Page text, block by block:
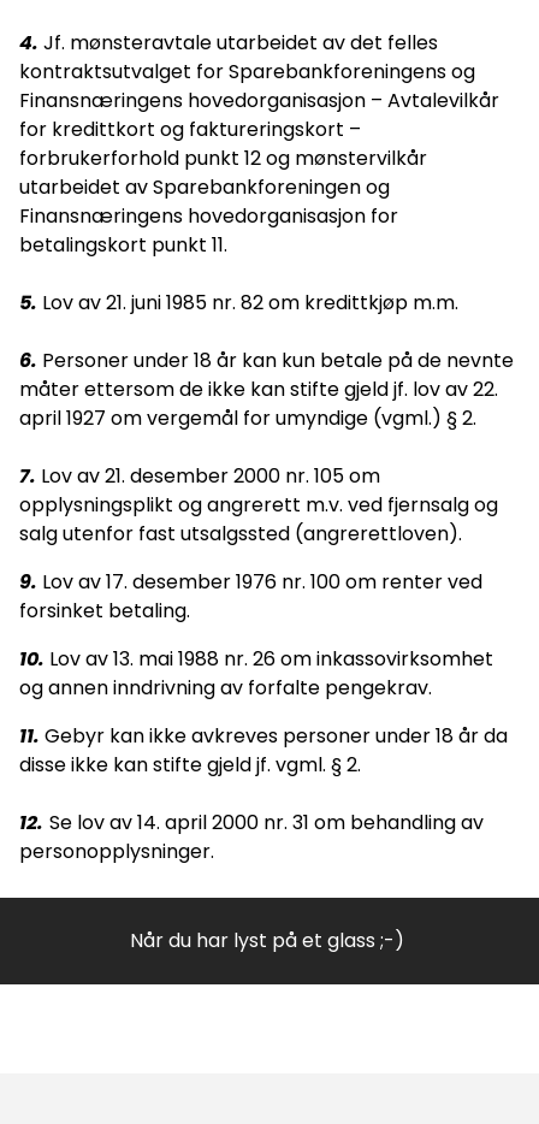
4. Jf. mønsteravtale utarbeidet av det felles
kontraktsutvalget for Sparebankforeningens og
Finansnæringens hovedorganisasjon – Avtalevilkår
for kredittkort og faktureringskort –
forbrukerforhold punkt 12 og mønstervilkår
utarbeidet av Sparebankforeningen og
Finansnæringens hovedorganisasjon for
betalingskort punkt 11.
5. Lov av 21. juni 1985 nr. 82 om kredittkjøp m.m.
6. Personer under 18 år kan kun betale på de nevnte
måter ettersom de ikke kan stifte gjeld jf. lov av 22.
april 1927 om vergemål for umyndige (vgml.) § 2.
7. Lov av 21. desember 2000 nr. 105 om
opplysningsplikt og angrerett m.v. ved fjernsalg og
salg utenfor fast utsalgssted (angrerettloven).
9. Lov av 17. desember 1976 nr. 100 om renter ved
forsinket betaling.
10. Lov av 13. mai 1988 nr. 26 om inkassovirksomhet
og annen inndrivning av forfalte pengekrav.
11. Gebyr kan ikke avkreves personer under 18 år da
disse ikke kan stifte gjeld jf. vgml. § 2.
12. Se lov av 14. april 2000 nr. 31 om behandling av
personopplysninger.
Når du har lyst på et glass ;-)